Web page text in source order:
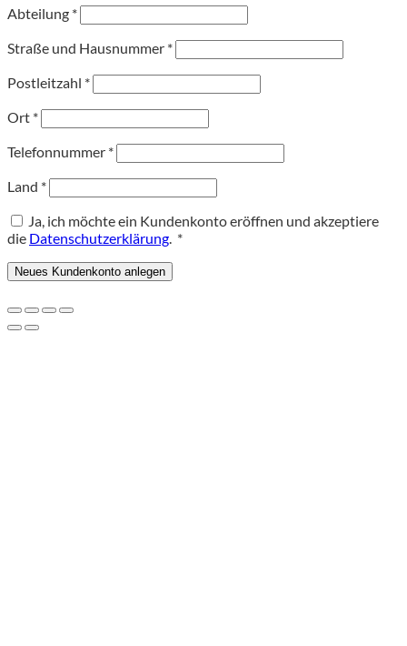
Abteilung *
Straße und Hausnummer *
Postleitzahl *
Ort *
Telefonnummer *
Land *
Ja, ich möchte ein Kundenkonto eröffnen und akzeptiere
die Datenschutzerklärung. *Erforderlich
Neues Kundenkonto anlegen